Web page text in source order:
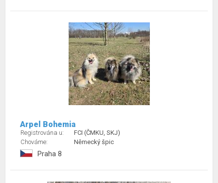
Arpel Bohemia
Registrována u:
FCI (ČMKU, SKJ)
Chováme:
Německý špic
Praha 8